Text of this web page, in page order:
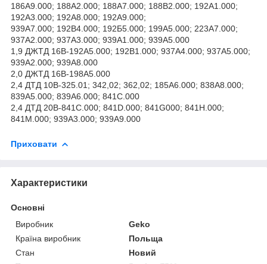
186А9.000; 188А2.000; 188А7.000; 188B2.000; 192А1.000;
192А3.000; 192А8.000; 192А9.000;
939А7.000; 192B4.000; 192Б5.000; 199А5.000; 223А7.000;
937А2.000; 937А3.000; 939А1.000; 939А5.000
1,9 ДЖТД 16В-192А5.000; 192B1.000; 937А4.000; 937А5.000;
939А2.000; 939А8.000
2,0 ДЖТД 16В-198А5.000
2,4 ДТД 10В-325.01; 342,02; 362,02; 185А6.000; 838А8.000;
839А5.000; 839А6.000; 841C.000
2,4 ДТД 20В-841С.000; 841D.000; 841G000; 841H.000;
841М.000; 939А3.000; 939А9.000
Приховати
Характеристики
Основні
Виробник
Geko
Країна виробник
Польща
Стан
Новий